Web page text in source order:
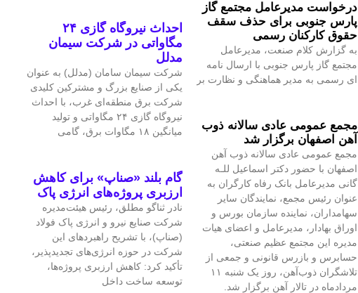
درخواست مدیرعامل مجتمع گاز
پارس جنوبی برای حذف سقف
حقوق کارکنان رسمی
به گزارش کلام صنعت، مدیرعامل
مجتمع گاز پارس جنوبی با ارسال نامه
ای رسمی به مدیر هماهنگی و نظارت بر
مجمع عمومی عادی سالانه ذوب
آهن اصفهان برگزار شد
مجمع عمومی عادی سالانه ذوب آهن
اصفهان با حضور دکتر اسماعیل للـه
گانی مدیرعامل بانک رفاه کارگران به
عنوان رئیس مجمع، نمایندگان سایر
سهامداران، نماینده سازمان بورس و
اوراق بهادار، مدیرعامل و اعضای هیات
مدیره این مجتمع عظیم صنعتی،
حسابرس و بازرس قانونی و جمعی از
تلاشگران ذوب‌آهن، روز یک شنبه ۱۱
مردادماه در تالار آهن برگزار شد.
احداث نیروگاه گازی ۲۴
مگاواتی در شرکت سیمان
مدلل
شرکت سیمان سامان (مدلل) به عنوان
یکی از صنایع بزرگ و مشترکین کلیدی
شرکت برق منطقه‌ای غرب، با احداث
نیروگاه گازی ۲۴ مگاواتی و تولید
میانگین ۱۸ مگاوات برق، گامی
گام بلند «صناپ» برای کاهش
ارزبری پروژه‌های انرژی پاک
نادر ثناگو مطلق، رئیس هیئت‌مدیره
شرکت صنایع نیرو و انرژی پاک فولاد
(صناپ)، با تشریح راهبردهای این
شرکت در حوزه انرژی‌های تجدیدپذیر،
تأکید کرد: کاهش ارزبری پروژه‌ها،
توسعه ساخت داخل